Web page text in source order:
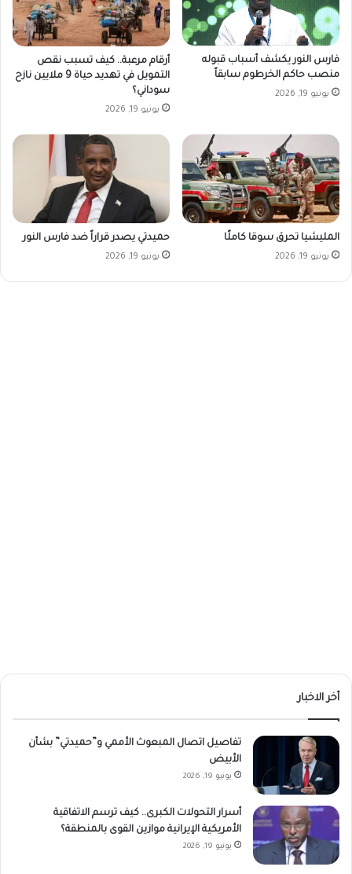
فارس النور يكشف أسباب قبوله
منصب حاكم الخرطوم سابقاً
يونيو 19, 2026
أرقام مرعبة.. كيف تسبب نقص
التمويل في تهديد حياة 9 ملايين نازح
سوداني؟
يونيو 19, 2026
المليشيا تحرق سوقا كاملًا
يونيو 19, 2026
حميدتي يصدر قراراً ضد فارس النور
يونيو 19, 2026
أخر الاخبار
تفاصيل اتصال المبعوث الأممي و”حميدتي” بشأن
الأبيض
يونيو 19, 2026
أسرار التحولات الكبرى.. كيف ترسم الاتفاقية
الأمريكية الإيرانية موازين القوى بالمنطقة؟
يونيو 19, 2026